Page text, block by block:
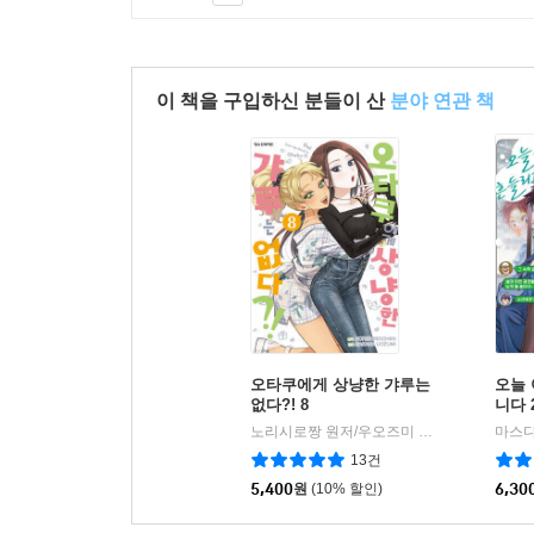
이 책을 구입하신 분들이 산 분야 연관 책
오타쿠에게 상냥한 갸루는
없다?! 8
노리시로짱 원저/우오즈미 사카나 글그림 |
13건
5,400원 (10% 할인)
오늘
니다
마스